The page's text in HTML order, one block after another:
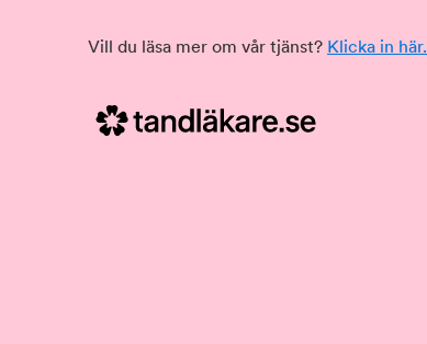
Vill du läsa mer om vår tjänst? Klicka in här.